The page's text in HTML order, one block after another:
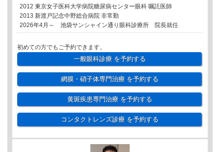
2012 東京女子医科大学病院糖尿病センター眼科 嘱託医師
2013 新渡戸記念中野総合病院 非常勤
2026年4月～ 池袋サンシャイン通り眼科診療所 院長就任
初めての方でもご予約できます。
一般眼科診療を予約する
網膜・硝子体専門治療を予約する
黄斑疾患専門治療を予約する
コンタクトレンズ診療を予約する